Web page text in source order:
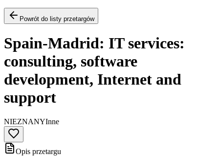
Powrót do listy przetargów
Spain-Madrid: IT services:
consulting, software
development, Internet and
support
NIEZNANYInne
Opis przetargu